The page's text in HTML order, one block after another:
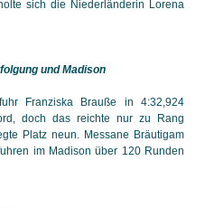
sich die Niederländerin Lorena
und Madison
Franziska Brauße in 4:32,924
doch das reichte nur zu Rang
Platz neun. Messane Bräutigam
im Madison über 120 Runden